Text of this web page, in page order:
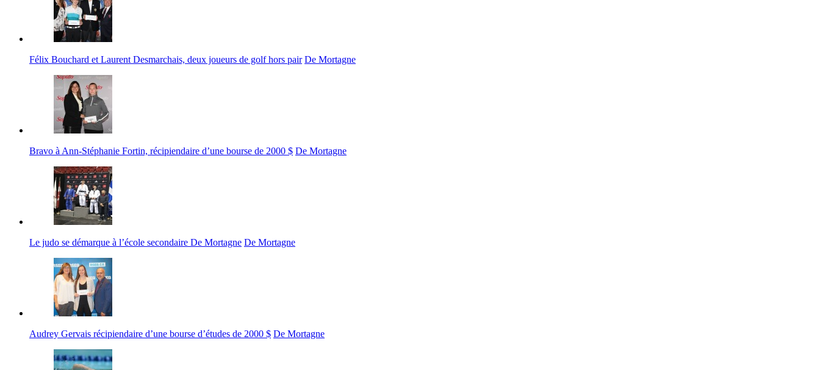
Félix Bouchard et Laurent Desmarchais, deux joueurs de golf hors pair De Mortagne
Bravo à Ann-Stéphanie Fortin, récipiendaire d’une bourse de 2000 $ De Mortagne
Le judo se démarque à l’école secondaire De Mortagne De Mortagne
Audrey Gervais récipiendaire d’une bourse d’études de 2000 $ De Mortagne